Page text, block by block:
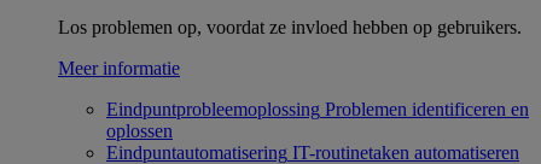
Los problemen op, voordat ze invloed hebben op gebruikers.
Meer informatie
Eindpuntprobleemoplossing Problemen identificeren en
oplossen
Eindpuntautomatisering IT-routinetaken automatiseren